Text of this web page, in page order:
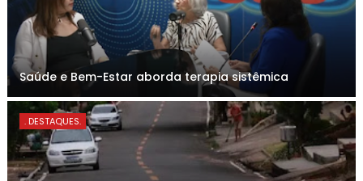
Saúde e Bem-Estar aborda terapia sistêmica
. DESTAQUES.